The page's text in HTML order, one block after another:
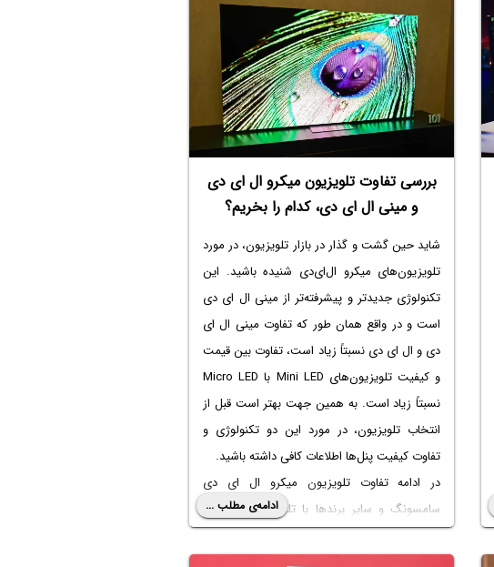
برق مصرفی که روی هزینه‌ی سیستم خنک‌کاری
پردازنده موثر است و همین‌طور ظرفیت اورکلاک را
بررسی می‌کنیم تا به یک جمع‌بندی برسیم که خرید
پردازنده رده اول اینتل تصمیم بهتری است یا
پردازنده AMD مناسب‌تر است. با ما باشید.
بررسی تفاوت تلویزیون میکرو ال ای دی
و مینی ال ای دی، کدام را بخریم؟
شاید حین گشت و گذار در بازار تلویزیون، در مورد
تلویزیون‌های میکرو ال‌ای‌دی شنیده باشید. این
تکنولوژی جدیدتر و پیشرفته‌تر از مینی ال ای دی
است و در واقع همان طور کهتفاوت مینی ال ای
دی و ال ای دی نسبتاً زیاد است، تفاوت بین قیمت
و کیفیت تلویزیون‌های Mini LED با Micro LED
نسبتاً زیاد است. به همین جهت بهتر است قبل از
انتخاب تلویزیون، در مورد این دو تکنولوژی و
تفاوت کیفیت پنل‌ها اطلاعات کافی داشته باشید.
در ادامه تفاوتتلویزیون میکرو ال ای دی
سامسونگو سایر برندها با تلویزیون‌های مینی
ال‌ای‌دی می‌پردازیم.
ادامه‌ی مطلب ...